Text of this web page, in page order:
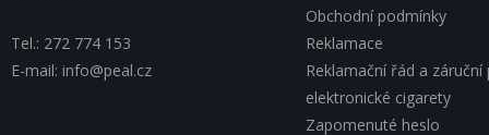
Tel.: 272 774 153
E-mail: info@peal.cz
Obchodní podmínky
Reklamace
Reklamační řád a
elektronické cigarety
Zapomenuté heslo